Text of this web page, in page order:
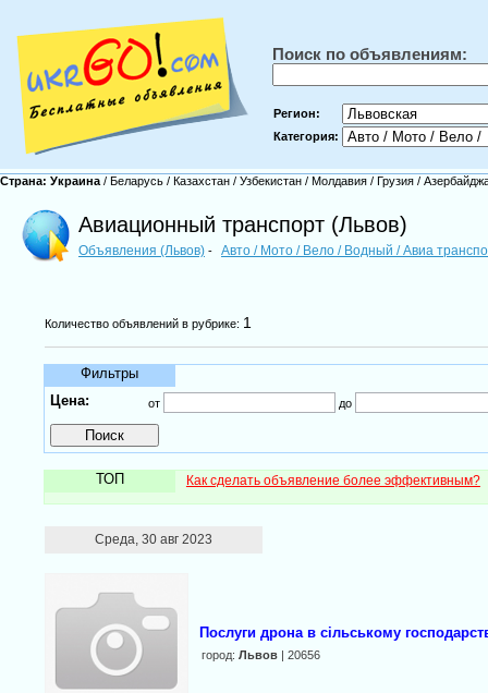
Поиск по объявлениям:
Регион:
Категория:
Страна: Украина / Беларусь / Казахстан / Узбекистан / Молдавия / Грузия /
Авиационный транспорт (Львов)
Объявления (Львов) - Авто / Мото / Вело / Водный / Авиа
Количество объявлений в рубрике: 1
Фильтры
Цена:
от до
ТОП Как сделать объявление более эффективным?
Среда, 30 авг 2023
Послуги дрона в сільському
город: Львов| 20656